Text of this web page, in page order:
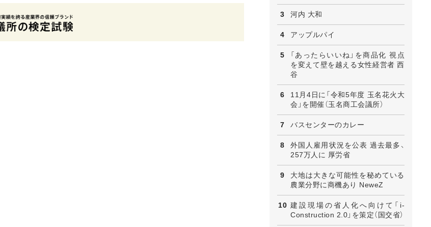
河内 大和
アップルパイ
「あったらいいね」を商品化 視点
を変えて壁を越える女性経営者 西
谷
11月4日に「令和5年度 玉名花火大
会」を開催（玉名商工会議所）
バスセンターのカレー
外国人雇用状況を公表 過去最多、
257万人に 厚労省
大地は大きな可能性を秘めている
農業分野に商機あり NeweZ
建設現場の省人化へ向けて「i-
Construction 2.0」を策定（国交省）